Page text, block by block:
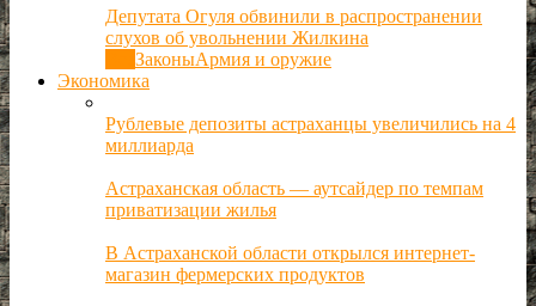
Депутата Огуля обвинили в распространении
слухов об увольнении Жилкина
ЗаконыАрмия и оружие
Экономика
Рублевые депозиты астраханцы увеличились на 4
миллиарда
Астраханская область — аутсайдер по темпам
приватизации жилья
В Астраханской области открылся интернет-
магазин фермерских продуктов